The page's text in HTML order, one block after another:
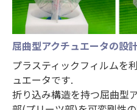
屈曲型アクチュエータの設
プラスティックフィルムを
ュエータです.
折り込み構造を持つ屈曲型